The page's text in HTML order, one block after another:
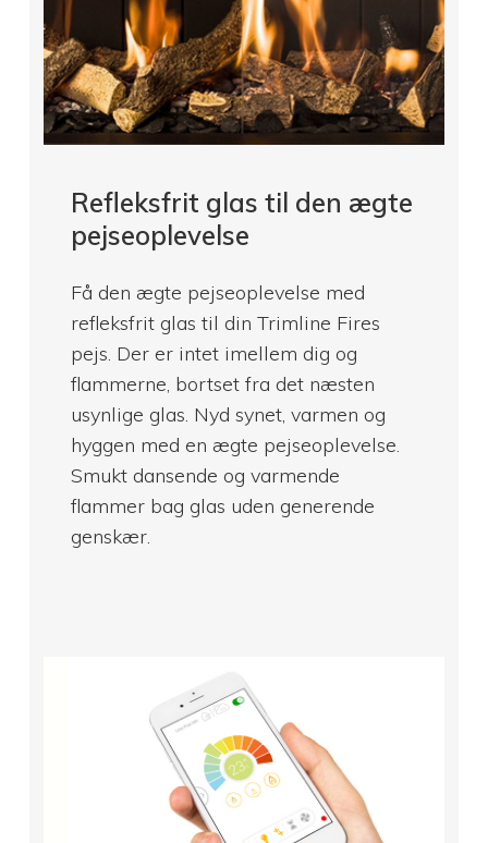
Refleksfrit glas til den ægte
pejseoplevelse
Få den ægte pejseoplevelse med
refleksfrit glas til din Trimline Fires
pejs. Der er intet imellem dig og
flammerne, bortset fra det næsten
usynlige glas. Nyd synet, varmen og
hyggen med en ægte pejseoplevelse.
Smukt dansende og varmende
flammer bag glas uden generende
genskær.